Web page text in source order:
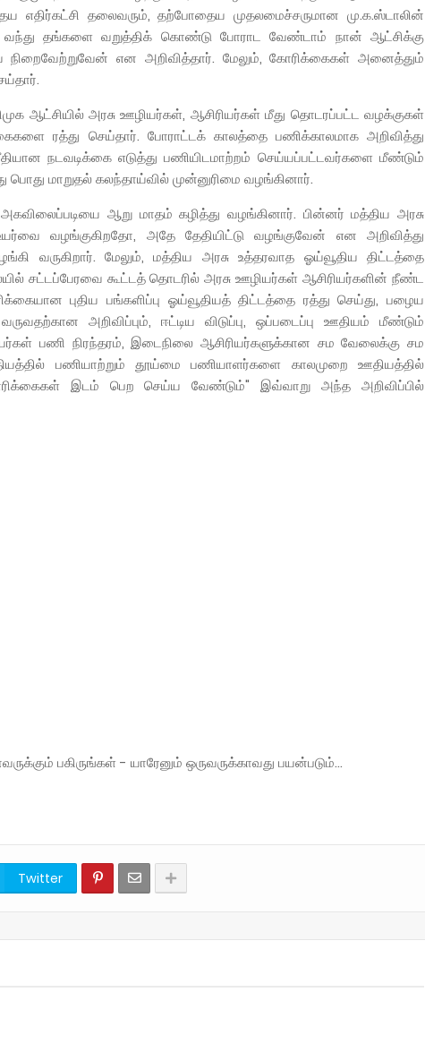
எதிர்கட்சி தலைவரும், தற்போதைய முதலமைச்சருமான மு.க.ஸ்டாலின்
வந்து தங்களை வறுத்திக் கொண்டு போராட வேண்டாம் நான் ஆட்சிக்கு
என அறிவித்தார். மேலும், கோரிக்கைகள் அனைத்தும்
ஆட்சியில் அரசு ஊழியர்கள், ஆசிரியர்கள் மீது தொடரப்பட்ட வழக்குகள்
ரத்து செய்தார். போராட்டக் காலத்தை பணிக்காலமாக அறிவித்து
நடவடிக்கை எடுத்து பணியிடமாற்றம் செய்யப்பட்டவர்களை மீண்டும்
மாறுதல் கலந்தாய்வில் முன்னுரிமை வழங்கினார்.
அகவிலைப்படியை ஆறு மாதம் கழித்து வழங்கினார். பின்னர் மத்திய அரசு
வழங்குகிறதோ, அதே தேதியிட்டு வழங்குவேன் என அறிவித்து
வருகிறார். மேலும், மத்திய அரசு உத்தரவாத ஓய்வூதிய திட்டத்தை
சட்டப்பேரவை கூட்டத் தொடரில் அரசு ஊழியர்கள் ஆசிரியர்களின் நீண்ட
புதிய பங்களிப்பு ஓய்வூதியத் திட்டத்தை ரத்து செய்து, பழைய
அறிவிப்பும், ஈட்டிய விடுப்பு, ஒப்படைப்பு ஊதியம் மீண்டும்
பணி நிரந்தரம், இடைநிலை ஆசிரியர்களுக்கான சம வேலைக்கு சம
பணியாற்றும் தூய்மை பணியாளர்களை காலமுறை ஊதியத்தில்
இடம் பெற செய்ய வேண்டும்" இவ்வாறு அந்த அறிவிப்பில்
பகிருங்கள் - யாரேனும் ஒருவருக்காவது பயன்படும்...
Twitter